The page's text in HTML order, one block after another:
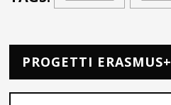
PROGETTI ERASMUS+